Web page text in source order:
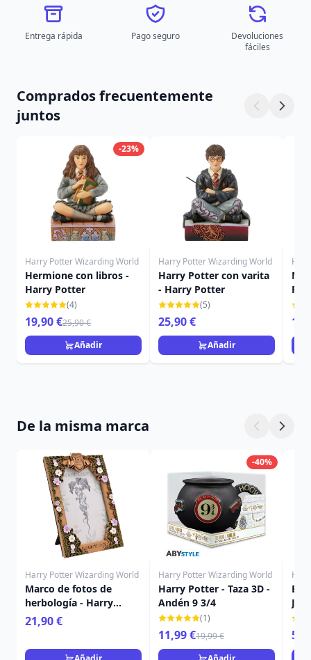
Entrega rápida Pago seguro
Devoluciones
fáciles
Comprados frecuentemente
juntos
-23%
Harry Potter Wizarding World
Hermione con libros -
Harry Potter
(4)
19,90 €25,90 €
Añadir
Harry Potter Wizarding World
Harry Potter con varita
- Harry Potter
(5)
25,90 €
Añadir
De la misma marca
Harry Potter Wizarding World
Marco de fotos de
herbología - Harry
Potter
21,90 €
-40%
Harry Potter Wizarding World
Harry Potter - Taza 3D -
Andén 9 3/4
(1)
11,99 €19,99 €
El